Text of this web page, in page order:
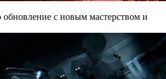
с новым мастерством и